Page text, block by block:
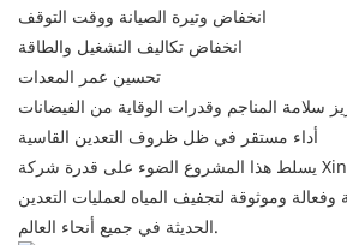
انخفاض وتيرة الصيانة ووقت التوقف
انخفاض تكاليف التشغيل والطاقة
تحسين عمر المعدات
سلامة المناجم وقدرات الوقاية من الفيضانات
أداء مستقر في ظل ظروف التعدين القاسية
يسلط هذا المشروع الضوء على قدرة شركة Xinheng Pump Industry
وموثوقة لتجفيف المياه لعمليات التعدين
الحديثة في جميع أنحاء العالم.